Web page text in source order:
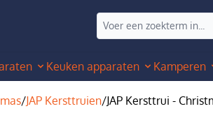
Keuken apparaten Kamperen
/JAP Kersttruien/JAP Kersttrui -